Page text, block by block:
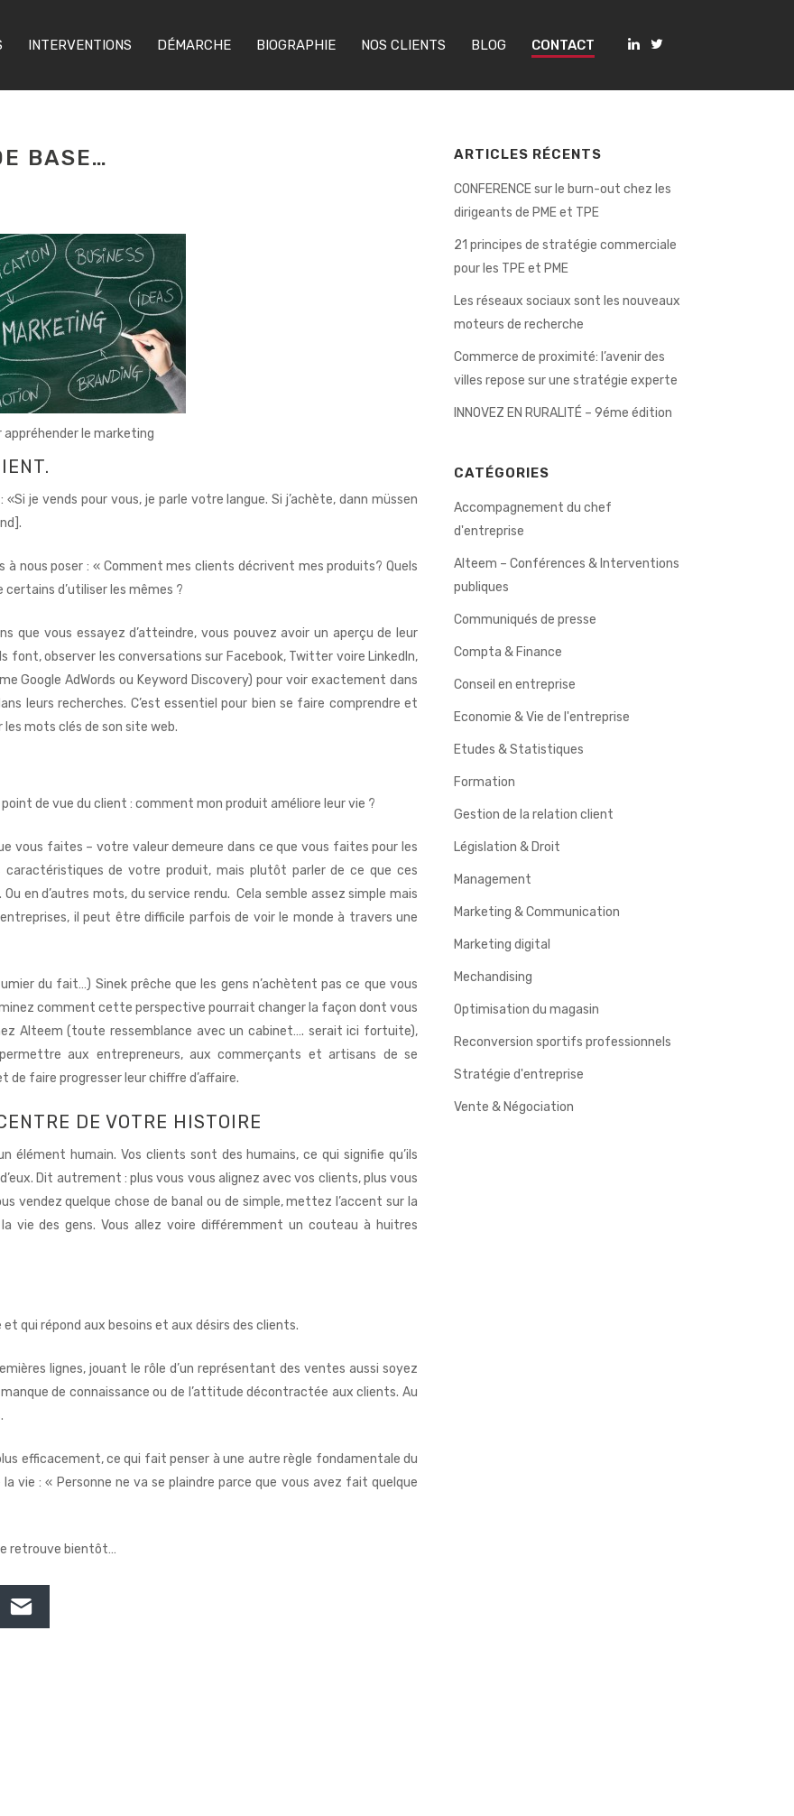
INTERVENTIONS DÉMARCHE BIOGRAPHIE NOS CLIENTS BLOG CONTACT
BASE…
appréhender le marketing
je vends pour vous, je parle votre langue. Si j’achète, dann müssen
à nous poser : « Comment mes clients décrivent mes produits? Quels
d’utiliser les mêmes ?
que vous essayez d’atteindre, vous pouvez avoir un aperçu de leur
font, observer les conversations sur Facebook, Twitter voire LinkedIn,
Google AdWords ou Keyword Discovery) pour voir exactement dans
leurs recherches. C’est essentiel pour bien se faire comprendre et
mots clés de son site web.
de vue du client : comment mon produit améliore leur vie ?
vous faites – votre valeur demeure dans ce que vous faites pour les
de votre produit, mais plutôt parler de ce que ces
en d’autres mots, du service rendu. Cela semble assez simple mais
il peut être difficile parfois de voir le monde à travers une
du fait…) Sinek prêche que les gens n’achètent pas ce que vous
comment cette perspective pourrait changer la façon dont vous
Alteem (toute ressemblance avec un cabinet…. serait ici fortuite),
aux entrepreneurs, aux commerçants et artisans de se
faire progresser leur chiffre d’affaire.
DE VOTRE HISTOIRE
élément humain. Vos clients sont des humains, ce qui signifie qu’ils
Dit autrement : plus vous vous alignez avec vos clients, plus vous
vendez quelque chose de banal ou de simple, mettez l’accent sur la
vie des gens. Vous allez voire différemment un couteau à huitres
qui répond aux besoins et aux désirs des clients.
lignes, jouant le rôle d’un représentant des ventes aussi soyez
de connaissance ou de l’attitude décontractée aux clients. Au
efficacement, ce qui fait penser à une autre règle fondamentale du
vie : « Personne ne va se plaindre parce que vous avez fait quelque
retrouve bientôt…
ARTICLES RÉCENTS
CONFERENCE sur le burn-out chez les
dirigeants de PME et TPE
21 principes de stratégie commerciale
pour les TPE et PME
Les réseaux sociaux sont les nouveaux
moteurs de recherche
Commerce de proximité: l’avenir des
villes repose sur une stratégie experte
INNOVEZ EN RURALITÉ – 9éme édition
CATÉGORIES
Accompagnement du chef
d'entreprise
Alteem – Conférences & Interventions
publiques
Communiqués de presse
Compta & Finance
Conseil en entreprise
Economie & Vie de l'entreprise
Etudes & Statistiques
Formation
Gestion de la relation client
Législation & Droit
Management
Marketing & Communication
Marketing digital
Mechandising
Optimisation du magasin
Reconversion sportifs professionnels
Stratégie d'entreprise
Vente & Négociation